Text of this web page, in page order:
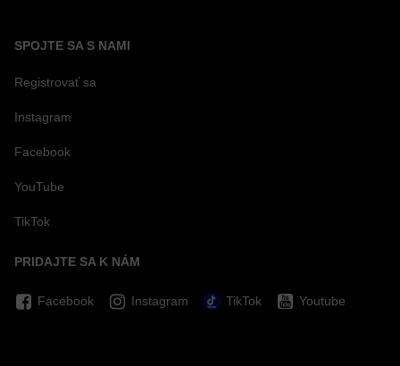
SPOJTE SA S NAMI
Registrovať sa
Instagram
Facebook
YouTube
TikTok
PRIDAJTE SA K NÁM
Facebook Instagram TikTok Youtube